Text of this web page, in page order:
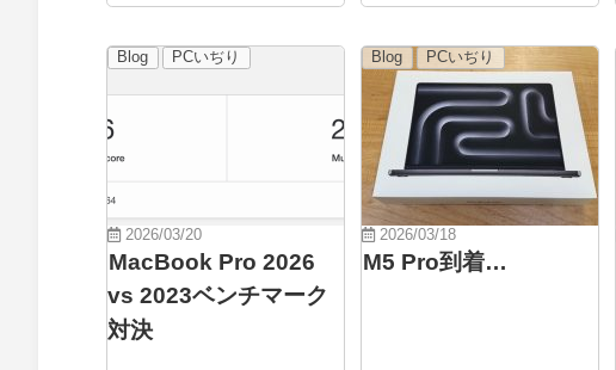
Blog PCいぢり
2026/03/20
MacBook Pro 2026
vs 2023ベンチマーク
対決
Blog PCいぢり
2026/03/18
M5 Pro到着…